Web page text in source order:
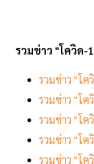
รวมข่าว "โควิด-
รวมข่าว "โ
รวมข่าว "โ
รวมข่าว "โ
รวมข่าว "โ
รวมข่าว "โ